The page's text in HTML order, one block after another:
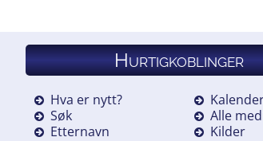
Hurtigkoblinger
Hva er nytt?
Søk
Etternavn
Alle
Kilder